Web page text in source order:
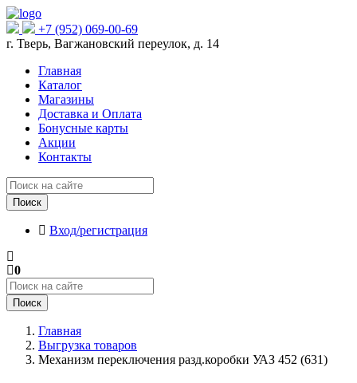
+7 (952) 069-00-69
г. Тверь, Вагжановский переулок, д. 14
Главная
Каталог
Магазины
Доставка и Оплата
Бонусные карты
Акции
Контакты
Поиск
Вход/регистрация
0
Поиск
Главная
Выгрузка товаров
Механизм переключения разд.коробки УАЗ 452 (631)